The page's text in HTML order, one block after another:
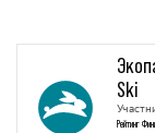
Ski
Рейтинг